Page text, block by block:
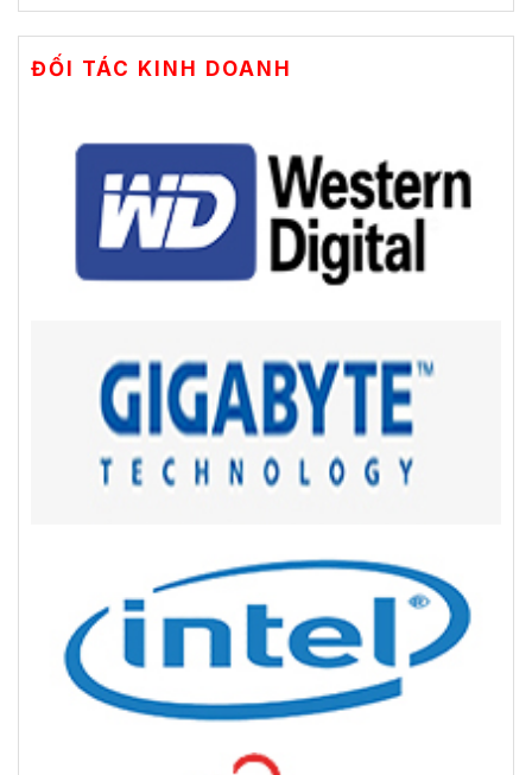
ĐỐI TÁC KINH DOANH